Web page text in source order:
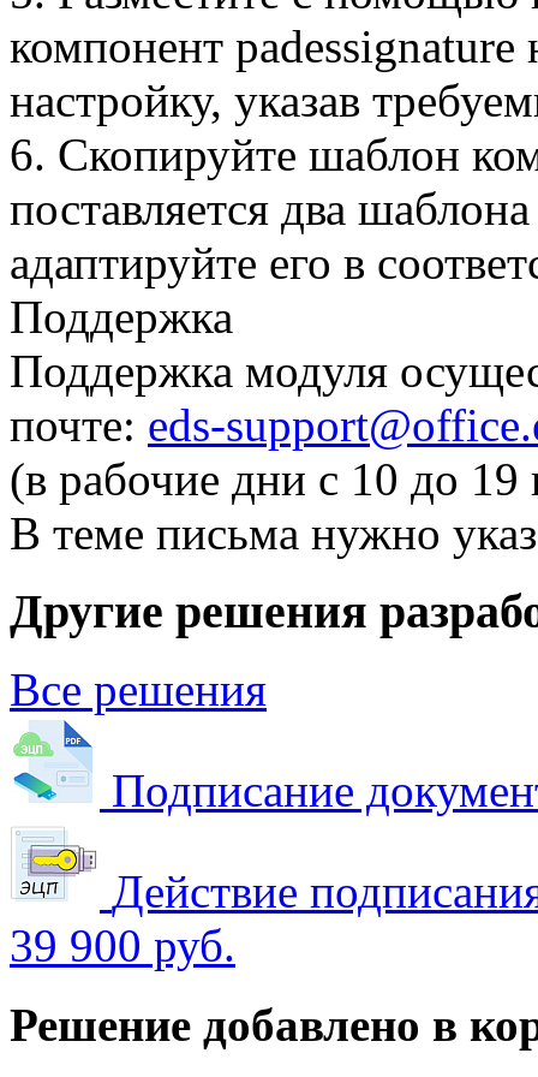
компонент padessignature
настройку, указав
6. Скопируйте шаблон
поставляется два
адаптируйте его в
Поддержка
Поддержка модуля
почте: eds-
(в рабочие дни с 10 до
В теме письма нужно
Другие решения
Все решения
Подписание
Действие
39 900 руб.
Решение добавлено в